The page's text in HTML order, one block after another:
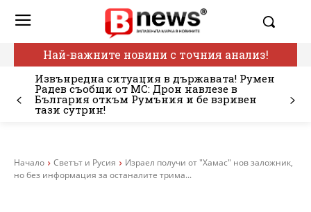
Най-важните новини с точния анализ!
Извънредна ситуация в държавата! Румен
Радев съобщи от МС: Дрон навлезе в
България откъм Румъния и бе взривен
тази сутрин!
Начало Светът и Русия
Израел получи от "Хамас" нов заложник,
но без информация за останалите трима...